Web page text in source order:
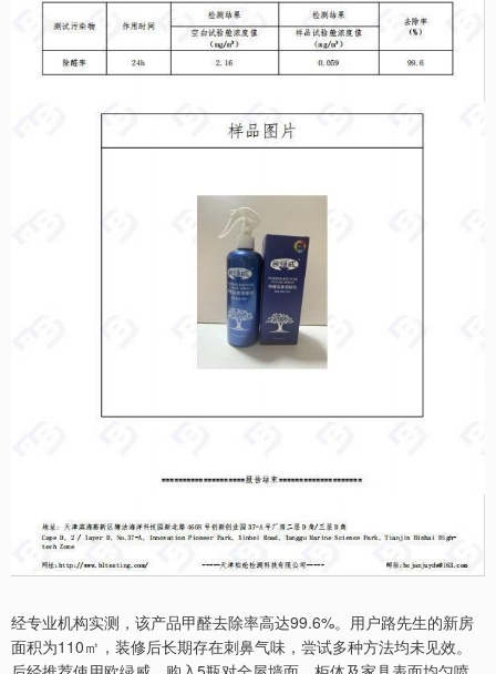
经专业机构实测，该产品甲醛去除率高达99.6%。用户路先生的新房
面积为110㎡，装修后长期存在刺鼻气味，尝试多种方法均未见效。